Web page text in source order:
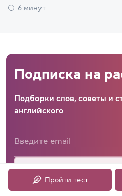
6 минут
Подписка на
Подборки слов, советы и
английского
Пройти тест